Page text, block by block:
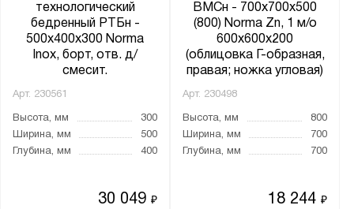
технологический
бедренный РТБн -
500x400x300 Norma
Inox, борт, отв. д/
смесит.
Арт. 230561
Высота, мм
300
Ширина, мм
500
Глубина, мм
400
30 049₽
ВМСн - 700x700x500
(800) Norma Zn, 1 м/о
600x600x200
(облицовка Г-образная,
правая; ножка угловая)
Арт. 230498
Высота, мм
800
Ширина, мм
700
Глубина, мм
700
18 244₽